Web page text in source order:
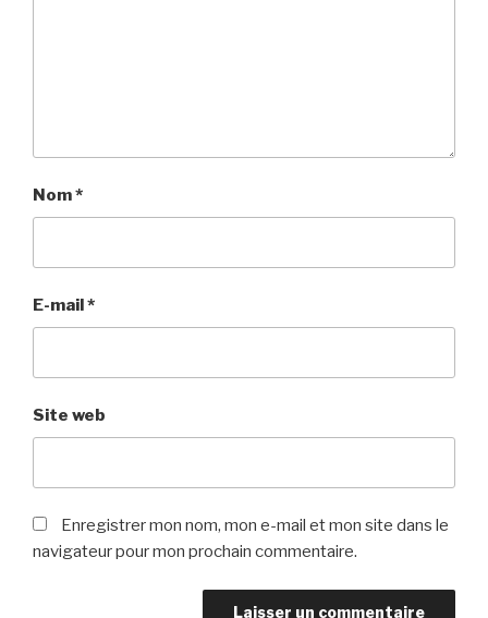
Nom*
E-mail*
Site web
Enregistrer mon nom, mon e-mail et mon site dans le
navigateur pour mon prochain commentaire.